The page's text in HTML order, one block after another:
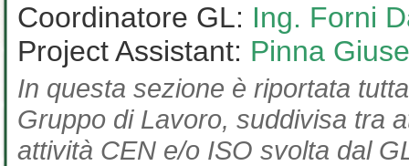
Coordinatore GL: Ing. Forni
Project Assistant: Pinna
In questa sezione è riportata
Gruppo di Lavoro, suddivisa tra
attività CEN e/o ISO svolta dal